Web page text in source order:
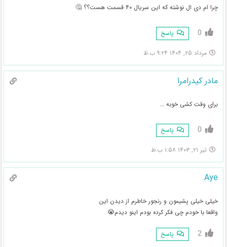
چرا ام دی ال نوشته که این سریال ۴۰ قسمت هست؟؟ 🤔
0 پاسخ
مرداد ۲۵, ۱۴۰۴ ۹:۲۴ ب.ظ
مادر کیدرامرا
برای وقت کشی خوبه …
0 پاسخ
تیر ۲۱, ۱۴۰۳ ۱:۵۸ ب.ظ
Aye
خیلی خیلی پشیمون و رنجور خاطرم از دیدن این
واقعا با خودم چی فکر کرده بودم اینو دیدم😭
2 پاسخ